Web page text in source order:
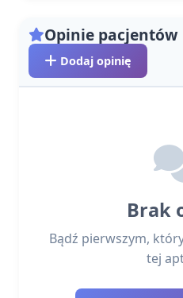
Opinie pacjentów
Dodaj opinię
Brak
Bądź pierwszym,
tej